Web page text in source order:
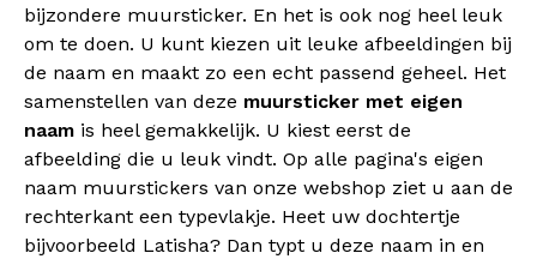
bijzondere muursticker. En het is ook nog heel leuk
om te doen. U kunt kiezen uit leuke afbeeldingen bij
de naam en maakt zo een echt passend geheel. Het
samenstellen van deze muursticker met eigen
naam is heel gemakkelijk. U kiest eerst de
afbeelding die u leuk vindt. Op alle pagina's eigen
naam muurstickers van onze webshop ziet u aan de
rechterkant een typevlakje. Heet uw dochtertje
bijvoorbeeld Latisha? Dan typt u deze naam in en